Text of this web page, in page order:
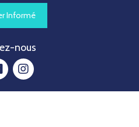
Informé
nous
facebookinstagram